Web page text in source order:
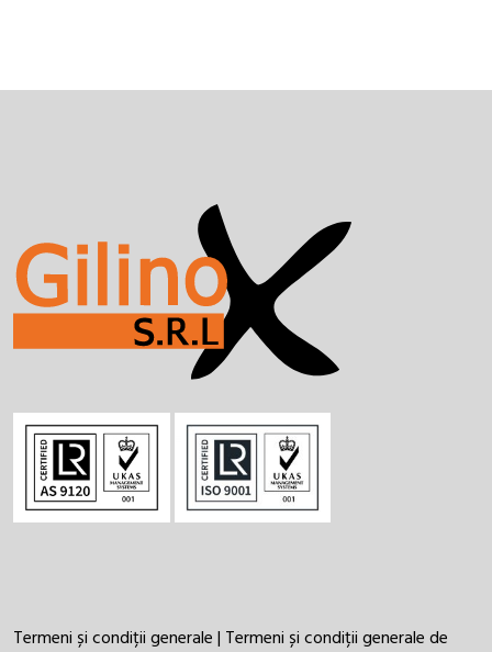
Termeni și condiții generale| Termeni și condiții generale de